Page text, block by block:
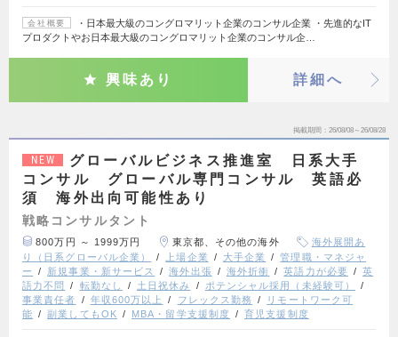
会社概要
・日本最大級のコングロマリット企業のコンサル企業 ・先進的なIT
プロダクトやお日本最大級のコングロマリット企業のコンサル企…
興味あり 詳細へ
掲載期間 26/08/08～26/08/28
NEW
グローバルビジネス推進室 日系大手
コンサル グローバル専門コンサル 英語必
須 海外出向可能性あり
戦略コンサルタント
800万円 ～ 1999万円 東京都、その他の海外
海外展開あ
り（日系グローバル企業）
上場企業 大手企業
管理職・マネジャ
ー
新規事業・新サービス 海外出張 海外折衝 英語力が必要
英
語力不問
転勤なし 土日祝休み
ポテンシャル採用（未経験可）
事業責任者
年収600万以上 フレックス勤務
リモートワーク可
能
副業してもOK MBA・留学支援制度 育児支援制度